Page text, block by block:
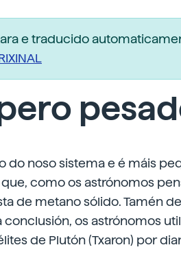
e traducido
do noso sistema e é máis
como os astrónomos
de metano sólido. Tamén
conclusión, os astrónomos
de Plutón (Txaron) por